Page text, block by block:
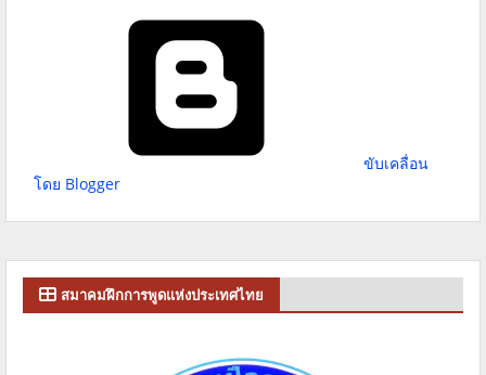
ขับเคลื่อน
โดย Blogger
สมาคมฝึกการพูดแห่งประเทศไทย